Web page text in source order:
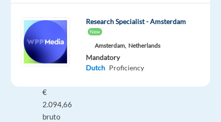
levert
het
JOU
op!
€
2.094,66
bruto
Research Specialist - Amsterdam
New
Amsterdam, Netherlands
Mandatory
Dutch Proficiency